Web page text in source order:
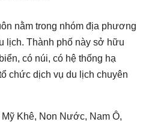
nằm trong nhóm địa phương
lịch. Thành phố này sở hữu
có núi, có hệ thống hạ
chức dịch vụ du lịch chuyên
Khê, Non Nước, Nam Ô,